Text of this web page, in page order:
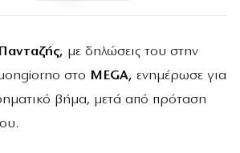
με δηλώσεις του στην
στο MEGA, ενημέρωσε για
βήμα, μετά από πρόταση